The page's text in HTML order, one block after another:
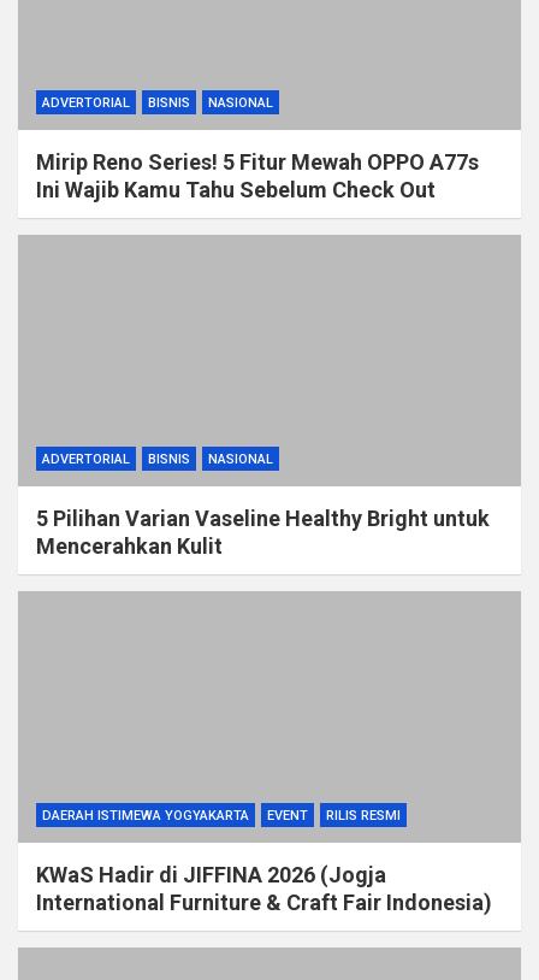
ADVERTORIAL BISNIS NASIONAL
Mirip Reno Series! 5 Fitur Mewah OPPO A77s
Ini Wajib Kamu Tahu Sebelum Check Out
ADVERTORIAL BISNIS NASIONAL
5 Pilihan Varian Vaseline Healthy Bright untuk
Mencerahkan Kulit
DAERAH ISTIMEWA YOGYAKARTA EVENT RILIS RESMI
KWaS Hadir di JIFFINA 2026 (Jogja
International Furniture & Craft Fair Indonesia)